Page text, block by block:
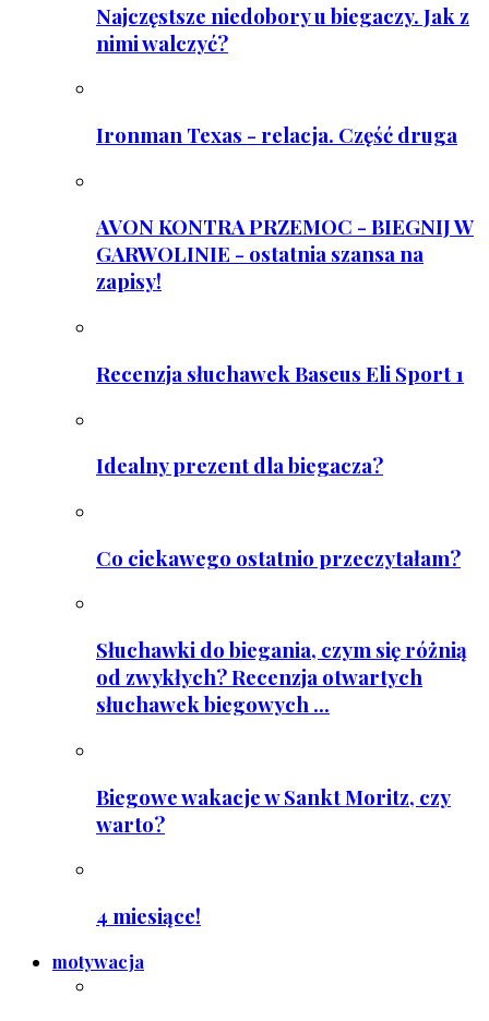
Najczęstsze niedobory u biegaczy. Jak z
nimi walczyć?
Ironman Texas - relacja. Część druga
AVON KONTRA PRZEMOC - BIEGNIJ W
GARWOLINIE - ostatnia szansa na
zapisy!
Recenzja słuchawek Baseus Eli Sport 1
Idealny prezent dla biegacza?
Co ciekawego ostatnio przeczytałam?
Słuchawki do biegania, czym się różnią
od zwykłych? Recenzja otwartych
słuchawek biegowych ...
Biegowe wakacje w Sankt Moritz, czy
warto?
4 miesiące!
motywacja